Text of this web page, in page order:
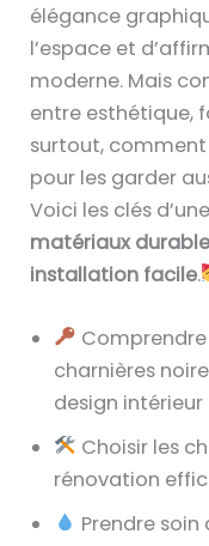
élégance
l’espace et
moderne. Mais
entre esthétique,
surtout,
pour les garder
Voici les clés
matériaux
installation facile.
charnières
design intérieur
Choisir les
rénovation
Prendre